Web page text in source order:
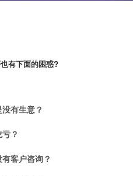
有下面的困惑?
有生意？
？
客户咨询？